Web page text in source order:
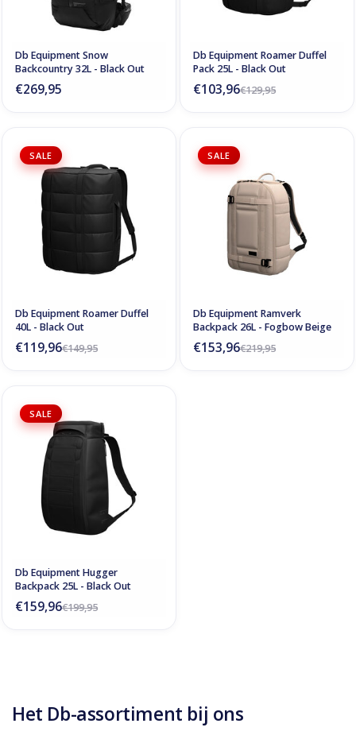
Db Equipment Snow
Backcountry 32L - Black Out
€269,95
Db Equipment Roamer Duffel
Pack 25L - Black Out
€129,95
€103,96
SALE
Db Equipment Roamer Duffel
40L - Black Out
€149,95
€119,96
SALE
Db Equipment Ramverk
Backpack 26L - Fogbow Beige
€219,95
€153,96
SALE
Db Equipment Hugger
Backpack 25L - Black Out
€199,95
€159,96
Het Db-assortiment bij ons